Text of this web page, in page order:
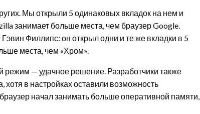
Мы открыли 5 одинаковых вкладок на нем и
занимает больше места, чем браузер Google.
Филлипс: он открыл одни и те же вкладки в 5
места, чем «Хром».
режим — удачное решение. Разработчики также
хотя в настройках оставили возможность
начал занимать больше оперативной памяти,